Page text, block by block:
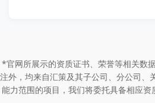
*官网所展示的资质证书、荣誉等相关数
注外，均来自汇策及其子公司、分公司、
能力范围的项目，我们将委托具备相应